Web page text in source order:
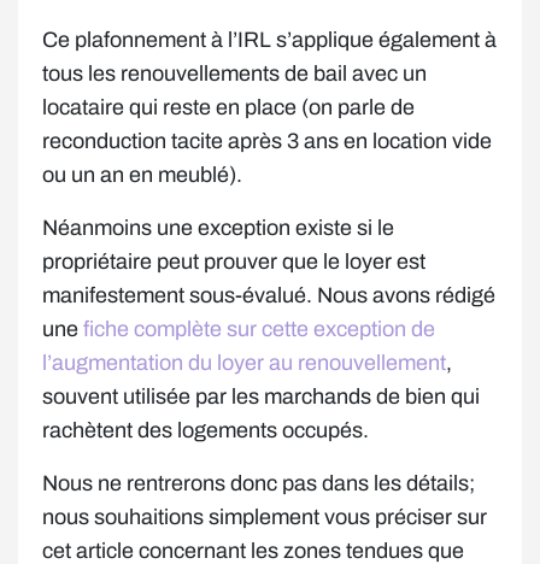
Ce plafonnement à l’IRL s’applique également à
tous les renouvellements de bail avec un
locataire qui reste en place (on parle de
reconduction tacite après 3 ans en location vide
ou un an en meublé).
Néanmoins une exception existe si le
propriétaire peut prouver que le loyer est
manifestement sous-évalué. Nous avons rédigé
une fiche complète sur cette exception de
l’augmentation du loyer au renouvellement,
souvent utilisée par les marchands de bien qui
rachètent des logements occupés.
Nous ne rentrerons donc pas dans les détails;
nous souhaitions simplement vous préciser sur
cet article concernant les zones tendues que